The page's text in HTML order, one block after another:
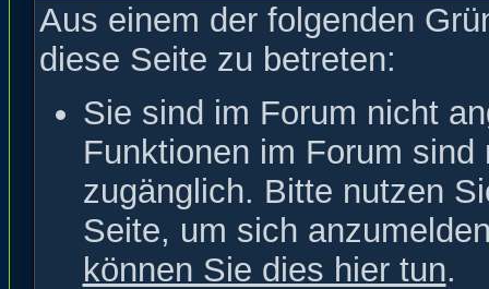
Aus einem der folgenden
diese Seite zu betreten:
Sie sind im Forum nicht
Funktionen im Forum
zugänglich. Bitte nutzen
Seite, um sich
können Sie dies hier tun.